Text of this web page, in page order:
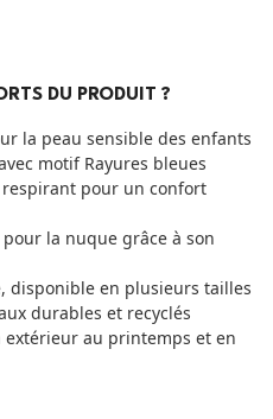
DU PRODUIT ?
la peau sensible des enfants
motif Rayures bleues
respirant pour un confort
la nuque grâce à son
disponible en plusieurs tailles
durables et recyclés
au printemps et en